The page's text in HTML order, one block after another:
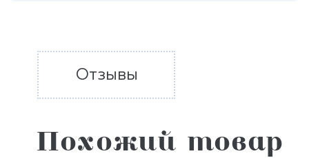
Отзывы
Похожий товар